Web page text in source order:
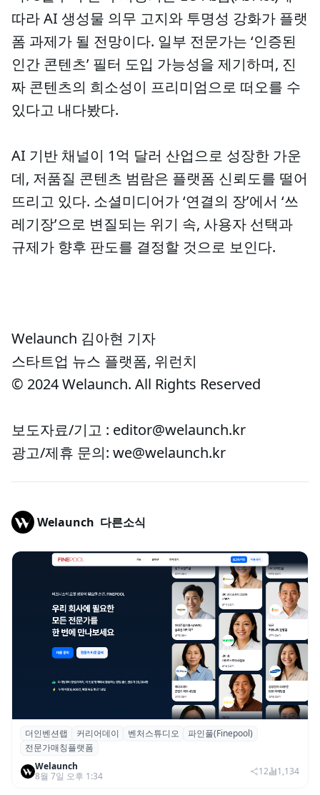
따라 AI 생성물 의무 고지와 투명성 강화가 플랫
폼 과제가 될 전망이다. 일부 전문가는 ‘인증된
인간 콘텐츠’ 필터 도입 가능성을 제기하며, 진
짜 콘텐츠의 희소성이 프리미엄으로 떠오를 수
있다고 내다봤다.
AI 기반 채널이 1억 달러 산업으로 성장한 가운
데, 저품질 콘텐츠 범람은 플랫폼 신뢰도를 떨어
뜨리고 있다. 소셜미디어가 ‘연결의 장’에서 ‘쓰
레기장’으로 변질되는 위기 속, 사용자 선택과
규제가 향후 판도를 결정할 것으로 보인다.
Welaunch 김아현 기자
스타트업 뉴스 플랫폼, 위런치
© 2024 Welaunch. All Rights Reserved
보도자료/기고 : editor@welaunch.kr
광고/제휴 문의: we@welaunch.kr
Welaunch 다른소식
더인벤션랩·커리어데이, 스타트업 전문가 매
칭 플랫폼 ‘파인풀’ 출시
더인벤션랩 커리어데이 벤처스튜디오
파인풀(Finepool)
전문가매칭플랫폼
Welaunch
8월 7일 오후 1:34
12 1,134